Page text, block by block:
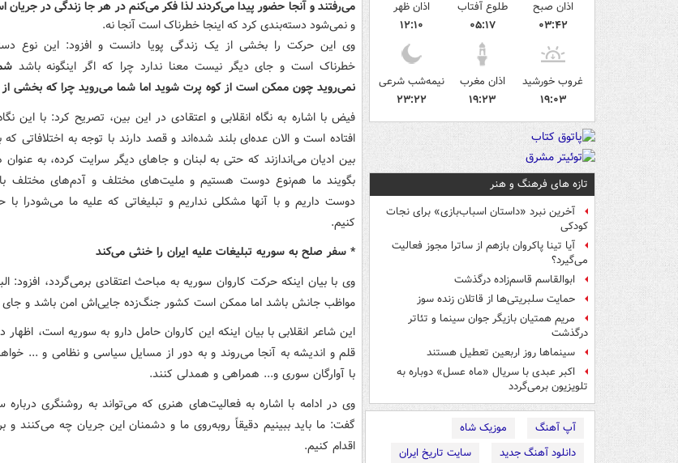
اذان صبح
۰۳:۴۲
طلوع آفتاب
۰۵:۱۷
اذان ظهر
۱۲:۱۰
غروب خورشید
۱۹:۰۳
اذان مغرب
۱۹:۲۳
نیمه‌شب شرعی
۲۳:۲۲
تازه های فرهنگ و هنر
آخرین نبرد «داستان اسباب‌بازی» برای نجات
کودکی
آیا تینا پاکروان بازهم از ساترا مجوز فعالیت
می‌گیرد؟
ابوالقاسم قاسم‌زاده درگذشت
حمایت سلبریتی‌ها از قاتلان زنده سوز
مریم همتیان بازیگر جوان سینما و تئاتر
درگذشت
سینماها روز اربعین تعطیل هستند
اکبر عبدی با سریال «ماه عسل» دوباره به
تلویزیون برمی‌گردد
آپ آهنگ
موزیک شاه
دانلود آهنگ جدید
سایت تاریخ ایران
می‌رفتند و آنجا حضور پیدا می‌کردند لذا فکر می‌کنم در هر جا زندگی در
و نمی‌شود دسته‌بندی کرد که اینجا خطرناک است آنجا نه.
وی این حرکت را بخشی از یک زندگی پویا دانست و افزود: این نوع
خطرناک است و جای دیگر نیست معنا ندارد چرا که اگر اینگونه باشد
نمی‌روید چون ممکن است از کوه پرت شوید اما شما می‌روید چرا که بخشی
فیض با اشاره به نگاه انقلابی و اعتقادی در این بین، تصریح کرد: با این
افتاده است و الان عده‌ای بلند شده‌اند و قصد دارند با توجه به اختلافاتی
بین ادیان می‌اندازند که حتی به لبنان و جاهای دیگر سرایت کرده، به عنوان
بگویند ما هم‌نوع دوست هستیم و ملیت‌های مختلف و آدم‌های مختلف
دوست داریم و با آنها مشکلی نداریم و تبلیغاتی که علیه ما می‌شودرا
کنیم.
* سفر صلح به سوریه تبلیغات علیه ایران را خنثی می‌کند
وی با بیان اینکه حرکت کاروان سوریه به مباحث اعتقادی برمی‌گردد، افزود:
مواظب جانش باشد اما ممکن است کشور جنگ‌زده جایی‌اش امن باشد و جای
این شاعر انقلابی با بیان اینکه این کاروان حامل دارو به سوریه است،
قلم و اندیشه به آنجا می‌روند و به دور از مسایل سیاسی و نظامی و ...
با آوارگان سوری و... همراهی و همدلی کنند.
وی در ادامه با اشاره به فعالیت‌های هنری که می‌تواند به روشنگری
گفت: ما باید ببینیم دقیقاً روبه‌روی ما و دشمنان این جریان چه می‌کنند و
اقدام کنیم.